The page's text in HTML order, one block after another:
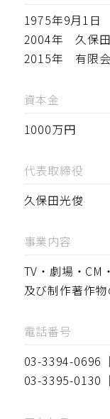
1975年9月1日
2004年　久保
2015年　有限
資本金
1000万円
代表取締役
久保田光俊
事業内容
TV・劇場・CM
及び制作著作
電話番号
03-3394-0696
03-3395-0130